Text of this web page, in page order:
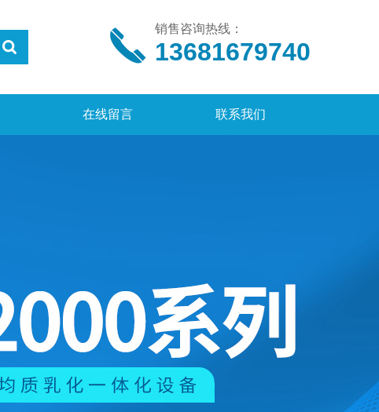
销售咨询热线：
13681679740
在线留言 联系我们